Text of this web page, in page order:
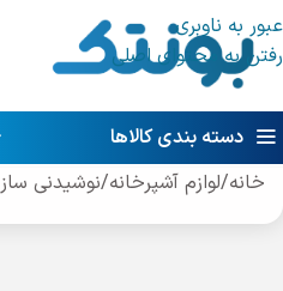
عبور به ناوبری
رفتن به محتوای اصلی
دسته بندی کالاها
خانه/لوازم آشپرخانه/نوشیدنی ساز